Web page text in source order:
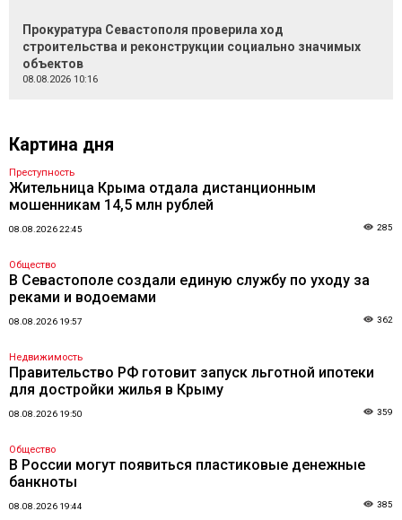
Прокуратура Севастополя проверила ход
строительства и реконструкции социально значимых
объектов
08.08.2026 10:16
Картина дня
Преступность
Жительница Крыма отдала дистанционным
мошенникам 14,5 млн рублей
08.08.2026 22:45 285
Общество
В Севастополе создали единую службу по уходу за
реками и водоемами
08.08.2026 19:57 362
Недвижимость
Правительство РФ готовит запуск льготной ипотеки
для достройки жилья в Крыму
08.08.2026 19:50 359
Общество
В России могут появиться пластиковые денежные
банкноты
08.08.2026 19:44 385